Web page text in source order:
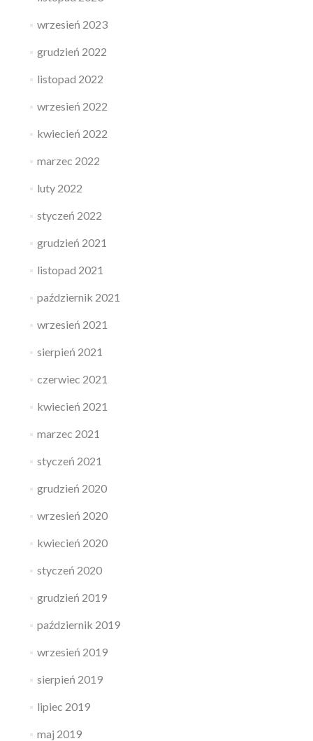
wrzesień 2023
grudzień 2022
listopad 2022
wrzesień 2022
kwiecień 2022
marzec 2022
luty 2022
styczeń 2022
grudzień 2021
listopad 2021
październik 2021
wrzesień 2021
sierpień 2021
czerwiec 2021
kwiecień 2021
marzec 2021
styczeń 2021
grudzień 2020
wrzesień 2020
kwiecień 2020
styczeń 2020
grudzień 2019
październik 2019
wrzesień 2019
sierpień 2019
lipiec 2019
maj 2019